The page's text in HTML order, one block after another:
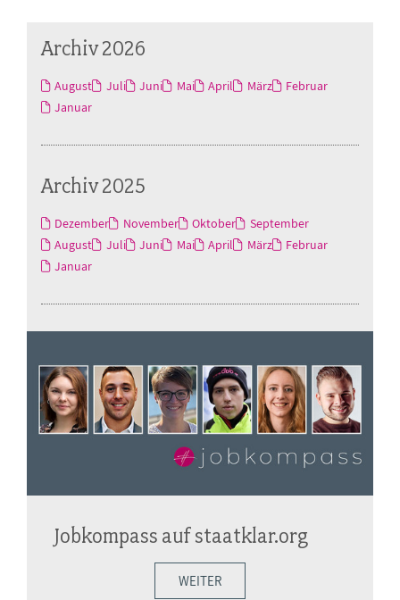
Archiv 2026
August Juli Juni Mai April März
Februar
Januar
Archiv 2025
Dezember November Oktober
September
August
Juli Juni Mai April März
Februar
Januar
Jobkompass auf staatklar.org
WEITER